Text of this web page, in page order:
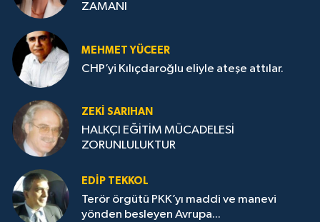
ZAMANI
MEHMET YÜCEER
CHP’yi Kılıçdaroğlu eliyle ateşe attılar.
ZEKI SARIHAN
HALKÇI EĞİTİM MÜCADELESİ
ZORUNLULUKTUR
EDIP TEKKOL
Terör örgütü PKK’yı maddi ve manevi
yönden besleyen Avrupa...